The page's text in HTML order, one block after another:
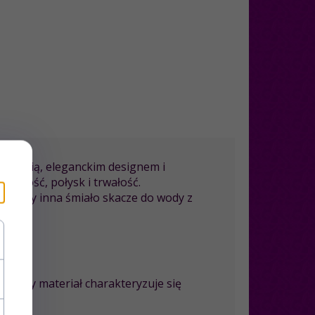
eleganckim designem i
połysk i trwałość.
gdy inna śmiało skacze do wody z
materiał charakteryzuje się